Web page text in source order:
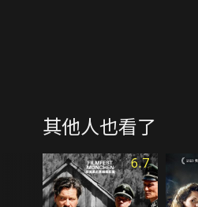
其他人也看了
6.7